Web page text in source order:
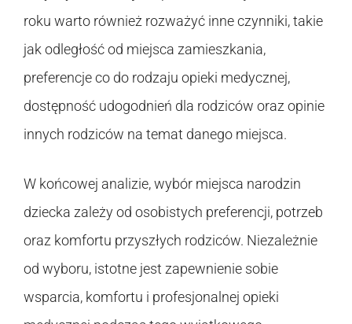
roku warto również rozważyć inne czynniki, takie
jak odległość od miejsca zamieszkania,
preferencje co do rodzaju opieki medycznej,
dostępność udogodnień dla rodziców oraz opinie
innych rodziców na temat danego miejsca.
W końcowej analizie, wybór miejsca narodzin
dziecka zależy od osobistych preferencji, potrzeb
oraz komfortu przyszłych rodziców. Niezależnie
od wyboru, istotne jest zapewnienie sobie
wsparcia, komfortu i profesjonalnej opieki